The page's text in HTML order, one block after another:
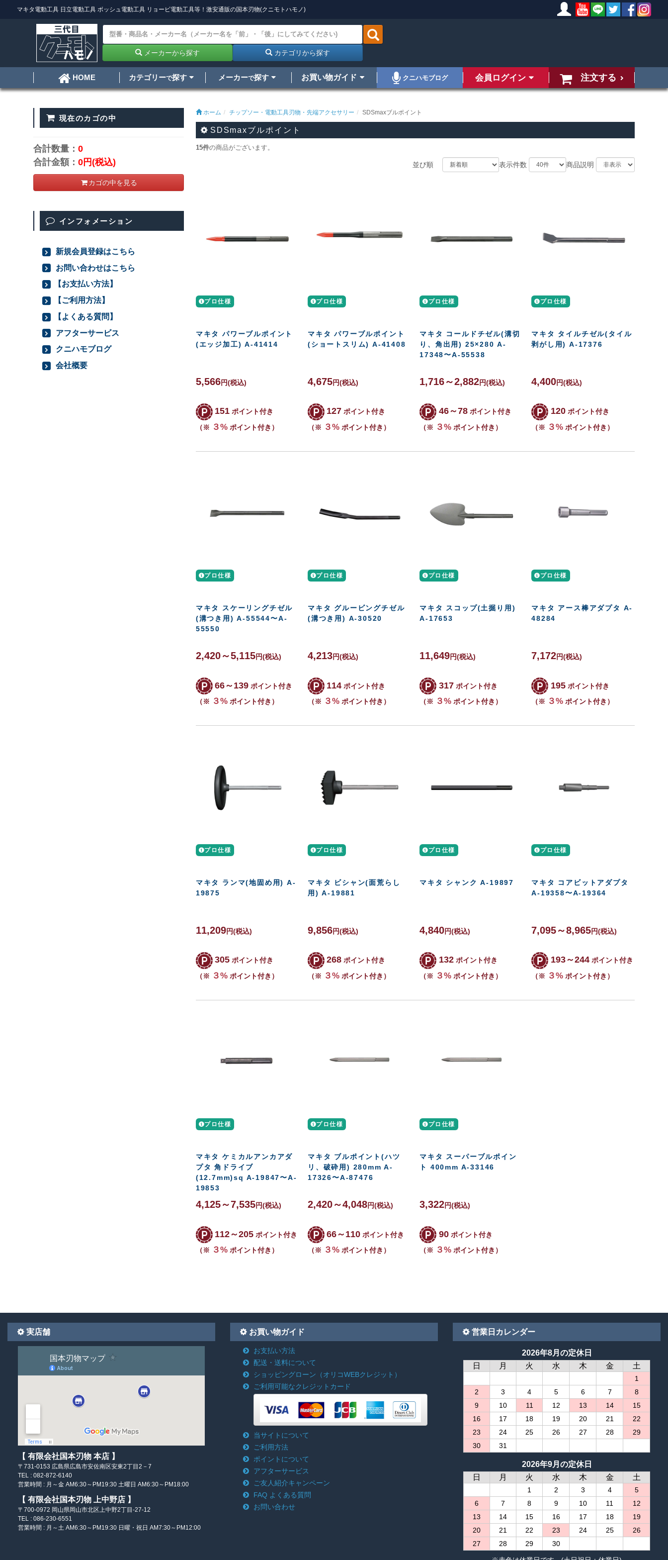
マキタ電動工具 日立電動工具 ボッシュ電動工具 リョービ電動工具等！激安通販の国本刃物(クニモトハモノ)
メーカーから探す カテゴリから探す
HOME カテゴリーで探す メーカーで探す お買い物ガイド クニハモブログ 会員ログイン 注文する
ホーム チップソー・電動工具刃物・先端アクセサリー SDSmaxブルポイント
SDSmaxブルポイント
15件の商品がございます。
並び順 表示件数 商品説明
プロ仕様
マキタ パワーブルポイント
(エッジ加工) A-41414
5,566円(税込)
151 ポイント付き
（※ ３%ポイント付き）
プロ仕様
マキタ パワーブルポイント
(ショートスリム) A-41408
4,675円(税込)
127 ポイント付き
（※ ３%ポイント付き）
プロ仕様
マキタ コールドチゼル(溝切
り、角出用) 25×280 A-
17348〜A-55538
1,716～2,882円(税込)
46～78ポイント付き
（※ ３% ポイント付き）
プロ仕様
マキタ タイルチゼル(タイル
剥がし用) A-17376
4,400円(税込)
120ポイント付き
（※ ３% ポイント付き）
プロ仕様
マキタ スケーリングチゼル
(溝つき用) A-55544〜A-
55550
2,420～5,115円(税込)
66～139 ポイント付き
（※ ３%ポイント付き）
プロ仕様
マキタ グルービングチゼル
(溝つき用) A-30520
4,213円(税込)
114 ポイント付き
（※ ３%ポイント付き）
プロ仕様
マキタ スコップ(土掘り用)
A-17653
11,649円(税込)
317ポイント付き
（※ ３% ポイント付き）
プロ仕様
マキタ アース棒アダプタ A-
48284
7,172円(税込)
195ポイント付き
（※ ３% ポイント付き）
プロ仕様
マキタ ランマ(地固め用) A-
19875
11,209円(税込)
305 ポイント付き
（※ ３%ポイント付き）
プロ仕様
マキタ ビシャン(面荒らし
用) A-19881
9,856円(税込)
268 ポイント付き
（※ ３%ポイント付き）
プロ仕様
マキタ シャンク A-19897
4,840円(税込)
132ポイント付き
（※ ３% ポイント付き）
プロ仕様
マキタ コアビットアダプタ
A-19358〜A-19364
7,095～8,965円(税込)
193～244ポイント付き
（※ ３% ポイント付き）
プロ仕様
マキタ ケミカルアンカアダ
プタ 角ドライブ
(12.7mm)sq A-19847〜A-
19853
4,125～7,535円(税込)
112～205 ポイント付き
（※ ３%ポイント付き）
プロ仕様
マキタ ブルポイント(ハツ
リ、破砕用) 280mm A-
17326〜A-87476
2,420～4,048円(税込)
66～110 ポイント付き
（※ ３%ポイント付き）
プロ仕様
マキタ スーパーブルポイン
ト 400mm A-33146
3,322円(税込)
90ポイント付き
（※ ３% ポイント付き）
現在のカゴの中
合計数量：0
合計金額：0円(税込)
カゴの中を見る
インフォメーション
新規会員登録はこちら
お問い合わせはこちら
【お支払い方法】
【ご利用方法】
【よくある質問】
アフターサービス
クニハモブログ
会社概要
実店舗
【 有限会社国本刃物 本店 】
〒731-0153 広島県広島市安佐南区安東2丁目2－7
TEL : 082-872-6140
営業時間 : 月～金 AM6:30～PM19:30 土曜日 AM6:30～PM18:00
【 有限会社国本刃物 上中野店 】
〒700-0972 岡山県岡山市北区上中野2丁目-27-12
TEL : 086-230-6551
営業時間 : 月～土 AM6:30～PM19:30 日曜・祝日 AM7:30～PM12:00
お買い物ガイド
お支払い方法
配送・送料について
ショッピングローン （オリコWEBクレジット）
ご利用可能なクレジットカード
当サイトについて
ご利用方法
ポイントについて
アフターサービス
ご友人紹介キャンペーン
FAQ よくある質問
お問い合わせ
営業日カレンダー
2026年8月の定休日
日
月 火 水 木 金 土
1
2
3 4 5 6 7
8
9
10 11 12 13 14
15
16
17 18 19 20 21
22
23
24 25 26 27 28
29
30
31
2026年9月の定休日
日
月 火 水 木 金 土
1 2 3 4
5
6
7 8 9 10 11
12
13
14 15 16 17 18
19
20
21 22 23 24 25
26
27
28 29 30